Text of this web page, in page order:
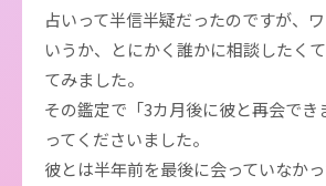
占いって半信半疑だったのですが、
いうか、とにかく誰かに相談したく
てみました。
その鑑定で「3カ月後に彼と再会でき
ってくださいました。
彼とは半年前を最後に会っていなか